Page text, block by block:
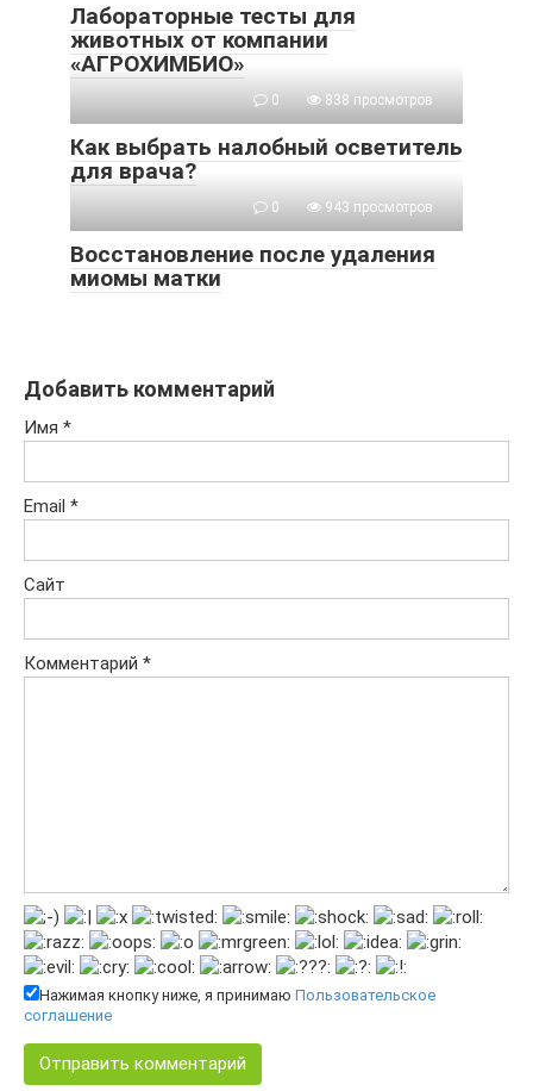
Лабораторные тесты для
животных от компании
«АГРОХИМБИО»
0 838 просмотров
Как выбрать налобный осветитель
для врача?
0 943 просмотров
Восстановление после удаления
миомы матки
Добавить комментарий
Имя *
Email *
Сайт
Комментарий *
Нажимая кнопку ниже, я принимаю Пользовательское
соглашение